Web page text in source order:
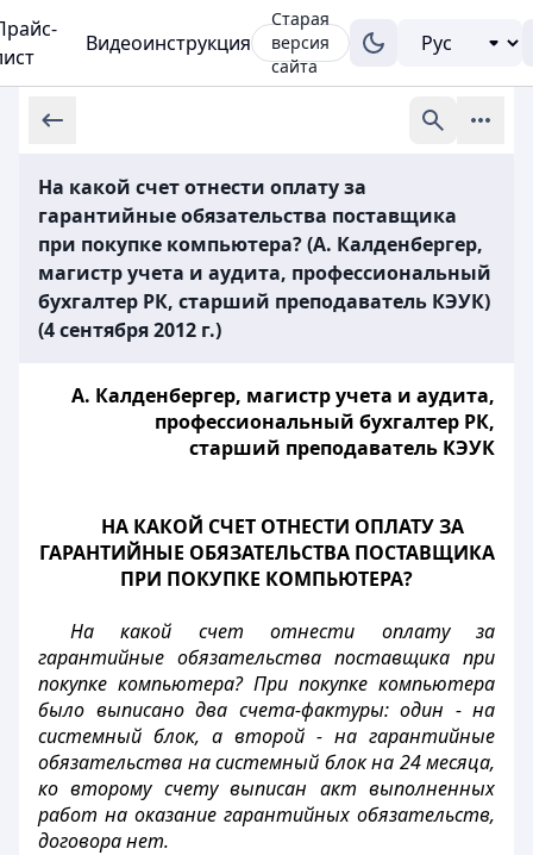
Видеоинструкция
Старая
версия
сайта
На какой счет отнести оплату за
гарантийные обязательства поставщика
при покупке компьютера? (А. Калденбергер,
магистр учета и аудита, профессиональный
бухгалтер РК, старший преподаватель КЭУК)
(4 сентября 2012 г.)
А. Калденбергер, магистр учета и аудита,
профессиональный бухгалтер РК,
старший преподаватель КЭУК
НА КАКОЙ СЧЕТ ОТНЕСТИ ОПЛАТУ ЗА
ГАРАНТИЙНЫЕ ОБЯЗАТЕЛЬСТВА ПОСТАВЩИКА
ПРИ ПОКУПКЕ КОМПЬЮТЕРА?
На какой счет отнести оплату за
гарантийные обязательства поставщика при
покупке компьютера? При покупке компьютера
было выписано два счета-фактуры: один - на
системный блок, а второй - на гарантийные
обязательства на системный блок на 24 месяца,
ко второму счету выписан акт выполненных
работ на оказание гарантийных обязательств,
договора нет.